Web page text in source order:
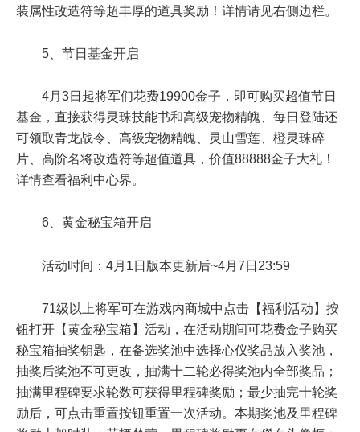
装属性改造符等超丰厚的道具奖励！详情请见右侧边栏。
5、节日基金开启
4月3日起将军们花费19900金子，即可购买超值节日
基金，直接获得灵珠技能书和高级宠物精魄、每日登陆还
可领取青龙战令、高级宠物精魄、灵山雪莲、橙灵珠碎
片、高阶名将改造符等超值道具，价值88888金子大礼！
详情查看福利中心界。
6、黄金秘宝箱开启
活动时间：4月1日版本更新后~4月7日23:59
71级以上将军可在游戏内商城中点击【福利活动】按
钮打开【黄金秘宝箱】活动，在活动期间可花费金子购买
秘宝箱抽奖钥匙，在备选奖池中选择心仪奖品放入奖池，
抽奖后奖池不可更改，抽满十二轮必得奖池内全部奖品；
抽满里程碑要求轮数可获得里程碑奖励；最少抽完十轮奖
励后，可点击重置按钮重置一次活动。本期奖池及里程碑